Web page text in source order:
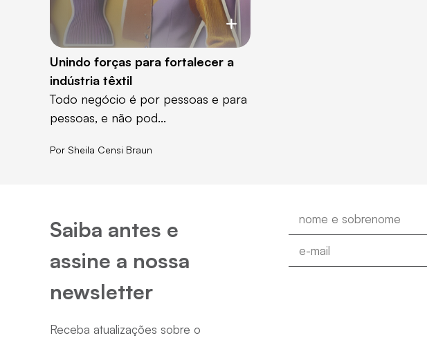
Unindo forças para fortalecer a
indústria têxtil
Todo negócio é por pessoas e para
pessoas, e não pod...
Por Sheila Censi Braun
Saiba antes e
assine a nossa
newsletter
Receba atualizações sobre o